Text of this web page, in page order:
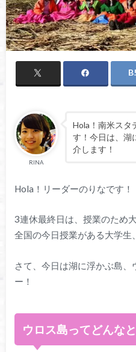
RINA
Hola！南米スタ
す！今日は、湖
介します！
Hola！リーダーのりなです！
3連休最終日は、授業のため
全国の今日授業がある大学生
さて、今日は湖に浮かぶ島、
ー！
ウロス島ってどんな